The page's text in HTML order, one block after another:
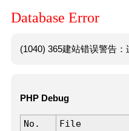
Database Error
(1040) 365建站错误警告
PHP Debug
No. File